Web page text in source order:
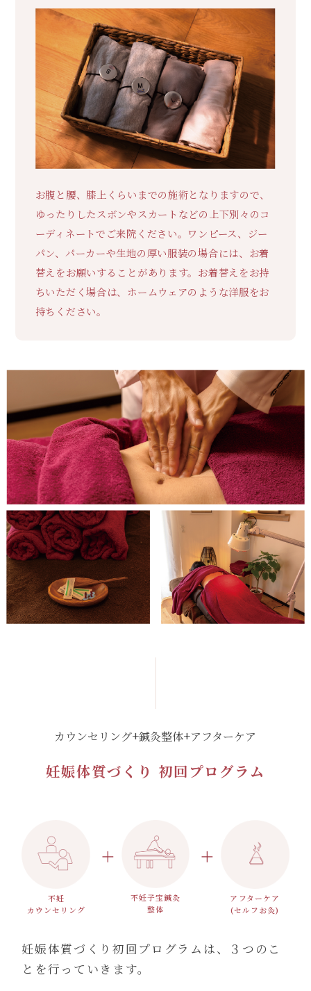
お腹と腰、膝上くらいまでの施術となりますので、
ゆったりしたスボンやスカートなどの上下別々のコ
ーディネートでご来院ください。ワンピース、ジー
パン、パーカーや生地の厚い服装の場合には、お着
替えをお願いすることがあります。お着替えをお持
ちいただく場合は、ホームウェアのような洋服をお
持ちください。
妊娠体質づくり 初回プログラム
カウンセリング+鍼灸整体+アフターケア
不妊
カウンセリング
不妊子宝鍼灸
整体
アフターケア
(セルフお灸)
妊娠体質づくり初回プログラムは、３つのこ
とを行っていきます。